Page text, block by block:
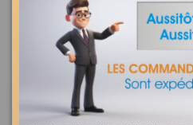
SHARP R242INW R242INW SHARP
SHARP R242WE R242WE SHARP
SHARP R242WW R242WW SHARP
SHARP R60STE R60STE SHARP
SHARP R60STW R60STW SHARP
SHARP R642INW R642INW SHARP